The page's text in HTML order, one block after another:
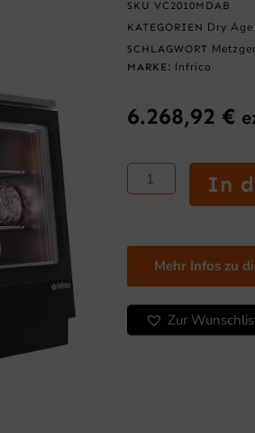
SKU VC2010MDAB
KATEGORIEN Dry
SCHLAGWORT
MARKE: Infrico
6.268,92 €
Dry-
Age-
INFRICO
2010
MDAB
Menge
In
Mehr Infos zu
Zur